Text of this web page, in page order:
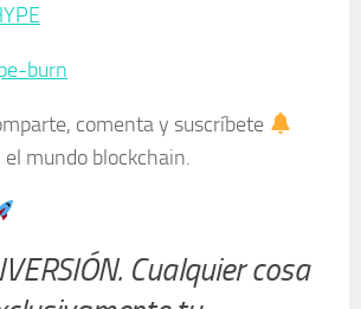
burn
comenta y suscríbete
mundo blockchain.
Cualquier cosa